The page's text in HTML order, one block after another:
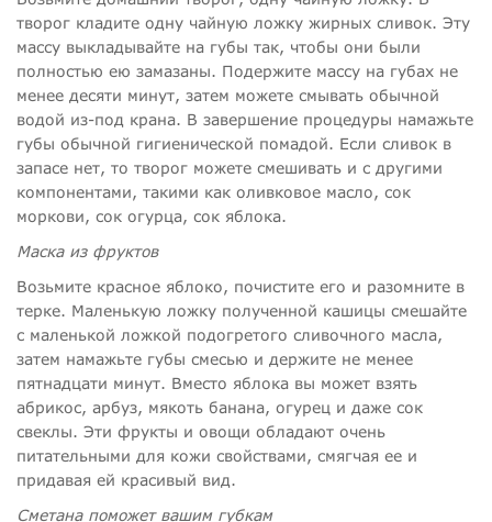
творог кладите одну чайную ложку жирных сливок. Эту
массу выкладывайте на губы так, чтобы они были
полностью ею замазаны. Подержите массу на губах не
менее десяти минут, затем можете смывать обычной
водой из-под крана. В завершение процедуры намажьте
губы обычной гигиенической помадой. Если сливок в
запасе нет, то творог можете смешивать и с другими
компонентами, такими как оливковое масло, сок
моркови, сок огурца, сок яблока.
Маска из фруктов
Возьмите красное яблоко, почистите его и разомните в
терке. Маленькую ложку полученной кашицы смешайте
с маленькой ложкой подогретого сливочного масла,
затем намажьте губы смесью и держите не менее
пятнадцати минут. Вместо яблока вы может взять
абрикос, арбуз, мякоть банана, огурец и даже сок
свеклы. Эти фрукты и овощи обладают очень
питательными для кожи свойствами, смягчая ее и
придавая ей красивый вид.
Сметана поможет вашим губкам